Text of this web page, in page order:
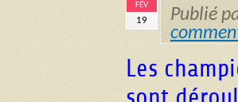
FÉV
19
Publié
Les